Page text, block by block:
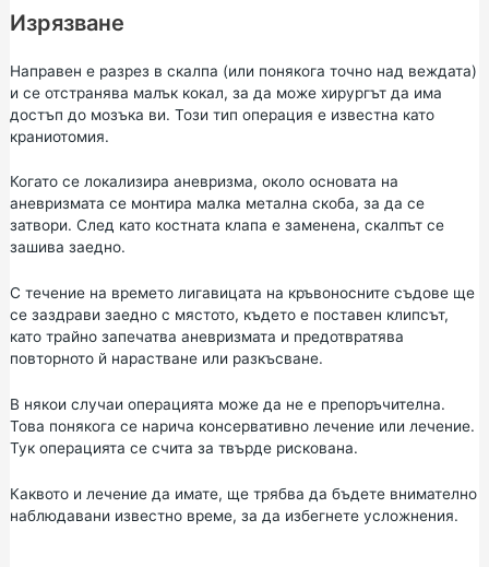
Изрязване
Направен е разрез в скалпа (или понякога точно над веждата)
и се отстранява малък кокал, за да може хирургът да има
достъп до мозъка ви. Този тип операция е известна като
краниотомия.
Когато се локализира аневризма, около основата на
аневризмата се монтира малка метална скоба, за да се
затвори. След като костната клапа е заменена, скалпът се
зашива заедно.
С течение на времето лигавицата на кръвоносните съдове ще
се заздрави заедно с мястото, където е поставен клипсът,
като трайно запечатва аневризмата и предотвратява
повторното й нарастване или разкъсване.
В някои случаи операцията може да не е препоръчителна.
Това понякога се нарича консервативно лечение или лечение.
Тук операцията се счита за твърде рискована.
Каквото и лечение да имате, ще трябва да бъдете внимателно
наблюдавани известно време, за да избегнете усложнения.